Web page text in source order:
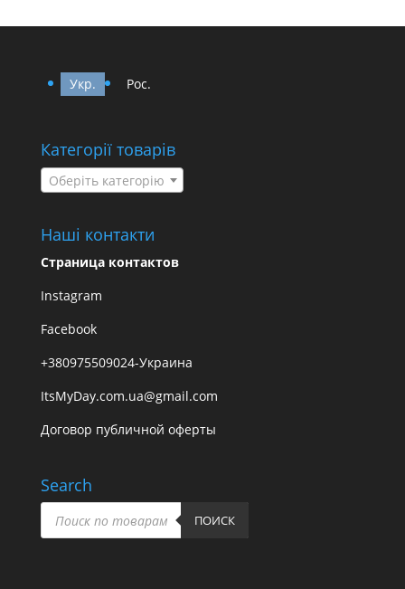
Укр. Рос.
Категорії товарів
Оберіть категорію
Наші контакти
Страница контактов
Instagram
Facebook
+380975509024-Украина
ItsMyDay.com.ua@gmail.com
Договор публичной оферты
Search
Пошук
товарів ПОИСК